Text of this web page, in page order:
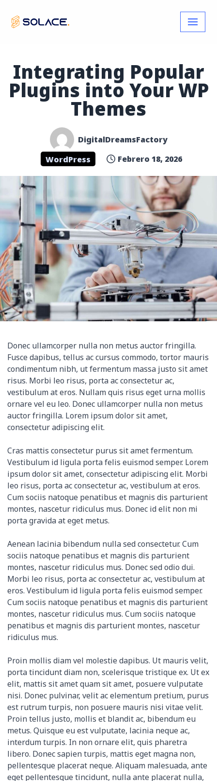
Skip
Integrating Popular
Plugins into Your WP
Themes
DigitalDreamsFactory
WordPress
Febrero 18, 2026
Donec ullamcorper nulla non metus auctor fringilla.
Fusce dapibus, tellus ac cursus commodo, tortor mauris
condimentum nibh, ut fermentum massa justo sit amet
risus. Morbi leo risus, porta ac consectetur ac,
vestibulum at eros. Nullam quis risus eget urna mollis
ornare vel eu leo. Donec ullamcorper nulla non metus
auctor fringilla. Lorem ipsum dolor sit amet,
consectetur adipiscing elit.
Cras mattis consectetur purus sit amet fermentum.
Vestibulum id ligula porta felis euismod semper. Lorem
ipsum dolor sit amet, consectetur adipiscing elit. Morbi
leo risus, porta ac consectetur ac, vestibulum at eros.
Cum sociis natoque penatibus et magnis dis parturient
montes, nascetur ridiculus mus. Donec id elit non mi
porta gravida at eget metus.
Aenean lacinia bibendum nulla sed consectetur. Cum
sociis natoque penatibus et magnis dis parturient
montes, nascetur ridiculus mus. Donec sed odio dui.
Morbi leo risus, porta ac consectetur ac, vestibulum at
eros. Vestibulum id ligula porta felis euismod semper.
Cum sociis natoque penatibus et magnis dis parturient
montes, nascetur ridiculus mus. Cum sociis natoque
penatibus et magnis dis parturient montes, nascetur
ridiculus mus.
Proin mollis diam vel molestie dapibus. Ut mauris velit,
porta tincidunt diam non, scelerisque tristique ex. Ut ex
elit, mattis sit amet quam sit amet, posuere vulputate
nisi. Donec pulvinar, velit ac elementum pretium, purus
est rutrum turpis, non posuere mauris nisi vitae velit.
Proin tellus justo, mollis et blandit ac, bibendum eu
metus. Quisque eu est vulputate, lacinia neque ac,
interdum turpis. In non ornare elit, quis pharetra
libero. Donec sapien turpis, mattis eget magna non,
pellentesque placerat neque. Aliquam malesuada, ante
eget pellentesque tincidunt, nulla ante placerat nulla,